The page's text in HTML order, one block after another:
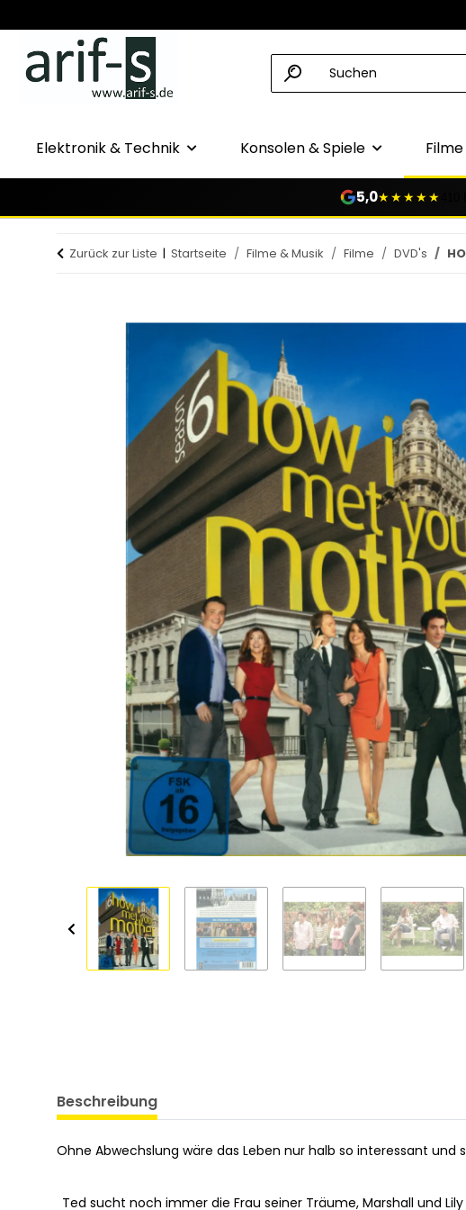
Elektronik & Technik Konsolen & Spiele
5,0★★★★★
Zurück zur Liste Startseite Filme & Musik Filme DVD's
Beschreibung
Ohne Abwechslung wäre das Leben nur halb so interessant
Ted sucht noch immer die Frau seiner Träume, Marshall und